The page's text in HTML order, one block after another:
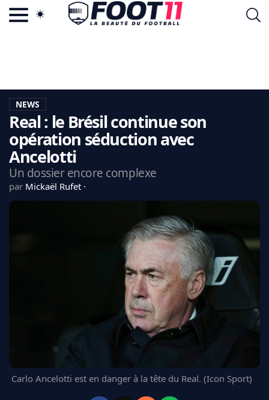
LA CHARTE
VIE PRIVÉE
CGU
CONTACTEZ-NOUS
NEWS
Real : le Brésil continue son
opération séduction avec
Ancelotti
Un dossier encore complexe
par Mickaël Rufet
Carlo Ancelotti est en danger à la tête du Real. (Icon Sport)